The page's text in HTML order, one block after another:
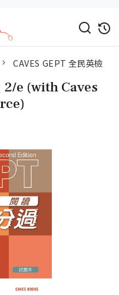
CAVES GEPT 全民英檢
e (with Caves